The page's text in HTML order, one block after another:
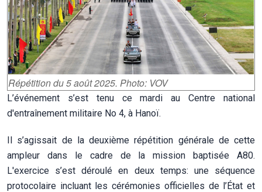
Répétition du 5 août 2025. Photo: VOV
L’événement s’est tenu ce mardi au Centre national
d'entraînement militaire No 4, à Hanoï.
Il s’agissait de la deuxième répétition générale de cette
ampleur dans le cadre de la mission baptisée A80.
L'exercice s’est déroulé en deux temps: une séquence
protocolaire incluant les cérémonies officielles de l’État et